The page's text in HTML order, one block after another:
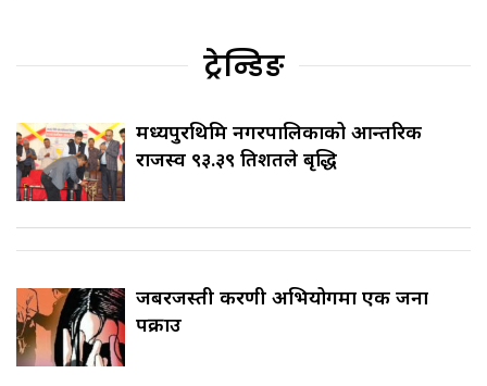
ट्रेन्डिङ
मध्यपुरथिमि नगरपालिकाको आन्तरिक
राजस्व ९३.३९ प्रतिशतले बृद्धि
जबरजस्ती करणी अभियोगमा एक जना
पक्राउ